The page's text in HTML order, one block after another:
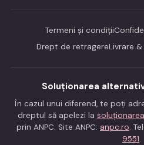
Termeni și condiții
Drept de retragereLivrare
Soluționarea
În cazul unui diferend, te poți
dreptul să apelezi la
prin ANPC. Site ANPC: anpc.ro.
9551.